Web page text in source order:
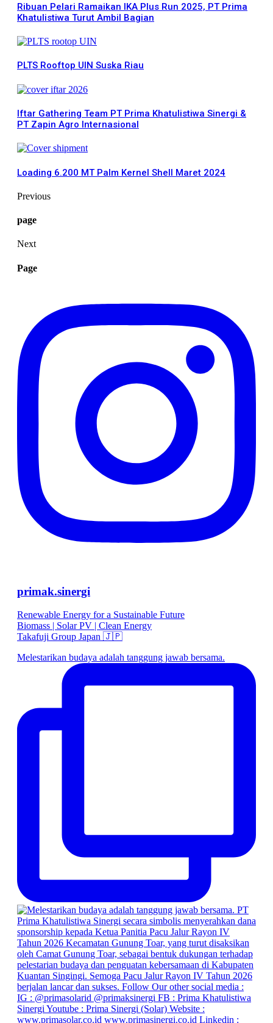
Ribuan Pelari Ramaikan IKA Plus Run 2025, PT Prima
Khatulistiwa Turut Ambil Bagian
PLTS Rooftop UIN Suska Riau
Iftar Gathering Team PT Prima Khatulistiwa Sinergi &
PT Zapin Agro Internasional
Loading 6.200 MT Palm Kernel Shell Maret 2024
Previous
page
Next
Page
primak.sinergi
Renewable Energy for a Sustainable Future
Biomass | Solar PV | Clean Energy
Takafuji Group Japan 🇯🇵
Melestarikan budaya adalah tanggung jawab bersama.